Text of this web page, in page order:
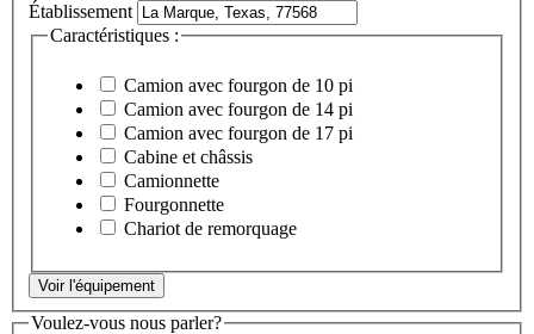
Établissement
Caractéristiques :
Camion avec fourgon de 10 pi
Camion avec fourgon de 14 pi
Camion avec fourgon de 17 pi
Cabine et châssis
Camionnette
Fourgonnette
Chariot de remorquage
Voir l'équipement
Voulez-vous nous parler?